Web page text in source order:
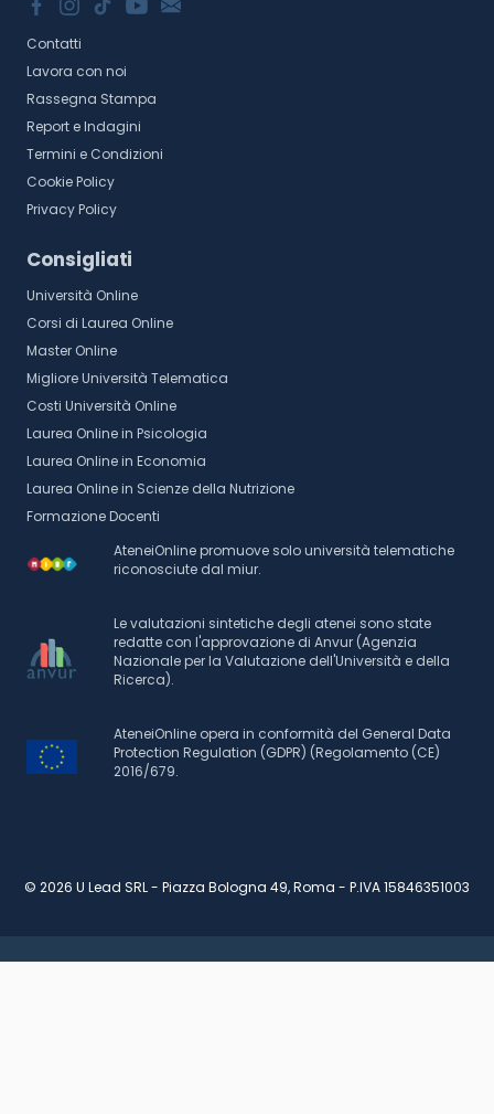
Contatti
Lavora con noi
Rassegna Stampa
Report e Indagini
Termini e Condizioni
Cookie Policy
Privacy Policy
Consigliati
Università Online
Corsi di Laurea Online
Master Online
Migliore Università Telematica
Costi Università Online
Laurea Online in Psicologia
Laurea Online in Economia
Laurea Online in Scienze della Nutrizione
Formazione Docenti
AteneiOnline promuove solo università telematiche
riconosciute dal miur.
Le valutazioni sintetiche degli atenei sono state
redatte con l'approvazione di Anvur (Agenzia
Nazionale per la Valutazione dell'Università e della
Ricerca).
AteneiOnline opera in conformità del General Data
Protection Regulation (GDPR) (Regolamento (CE)
2016/679.
© 2026 U Lead SRL - Piazza Bologna 49, Roma - P.IVA 15846351003